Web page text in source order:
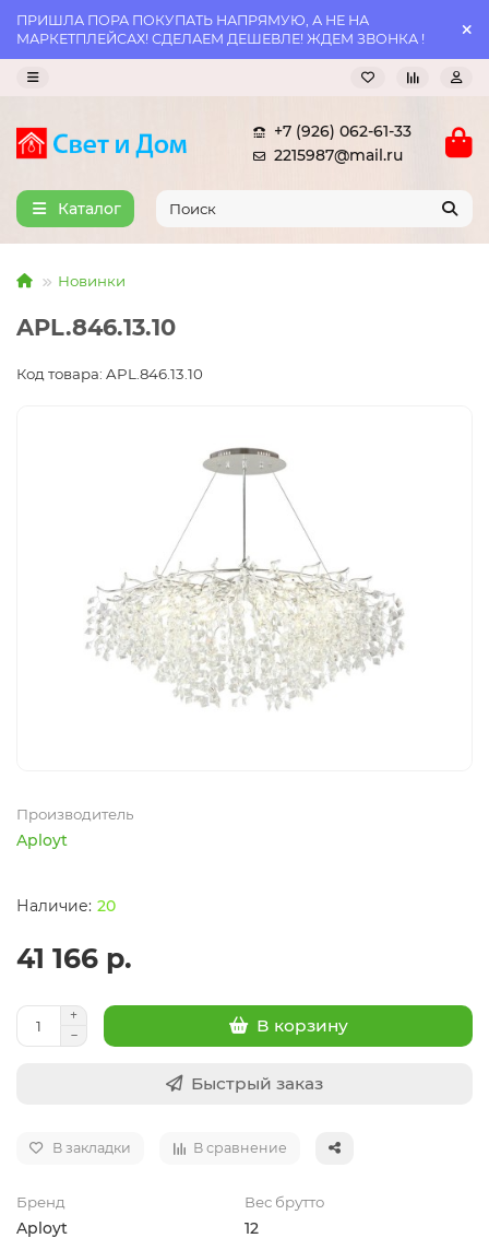
ПРИШЛА ПОРА ПОКУПАТЬ НАПРЯМУЮ, А НЕ НА
МАРКЕТПЛЕЙСАХ! СДЕЛАЕМ ДЕШЕВЛЕ! ЖДЕМ ЗВОНКА !
+7 (926) 062-61-33
2215987@mail.ru
Каталог
Новинки
APL.846.13.10
Код товара: APL.846.13.10
Производитель
Aployt
20
41 166 р.
В корзину
Быстрый заказ
В закладки В сравнение
Бренд
Aployt
Вес брутто
12